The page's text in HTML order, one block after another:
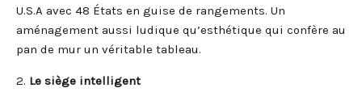
U.S.A avec 48 États en guise de rangements. Un
aménagement aussi ludique qu’esthétique qui confère au
pan de mur un véritable tableau.
2. Le siège intelligent